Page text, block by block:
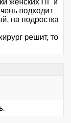
подходит
на подростка
решит, то